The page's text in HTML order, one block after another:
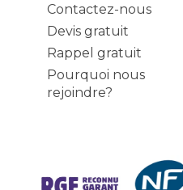
Contactez-nous
Devis gratuit
Rappel gratuit
Pourquoi nous
rejoindre?